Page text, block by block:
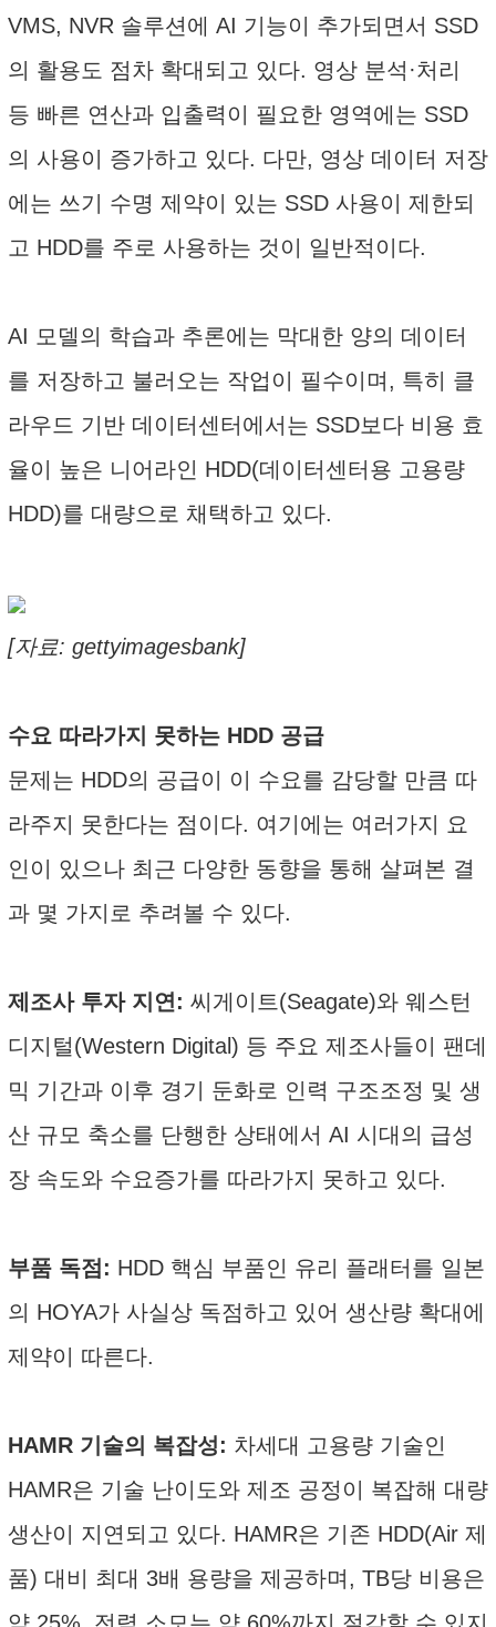
VMS, NVR 솔루션에 AI 기능이 추가되면서 SSD
의 활용도 점차 확대되고 있다. 영상 분석·처리
등 빠른 연산과 입출력이 필요한 영역에는 SSD
의 사용이 증가하고 있다. 다만, 영상 데이터 저장
에는 쓰기 수명 제약이 있는 SSD 사용이 제한되
고 HDD를 주로 사용하는 것이 일반적이다.
AI 모델의 학습과 추론에는 막대한 양의 데이터
를 저장하고 불러오는 작업이 필수이며, 특히 클
라우드 기반 데이터센터에서는 SSD보다 비용 효
율이 높은 니어라인 HDD(데이터센터용 고용량
HDD)를 대량으로 채택하고 있다.
[자료: gettyimagesbank]
수요 따라가지 못하는 HDD 공급
문제는 HDD의 공급이 이 수요를 감당할 만큼 따
라주지 못한다는 점이다. 여기에는 여러가지 요
인이 있으나 최근 다양한 동향을 통해 살펴본 결
과 몇 가지로 추려볼 수 있다.
제조사 투자 지연: 씨게이트(Seagate)와 웨스턴
디지털(Western Digital) 등 주요 제조사들이 팬데
믹 기간과 이후 경기 둔화로 인력 구조조정 및 생
산 규모 축소를 단행한 상태에서 AI 시대의 급성
장 속도와 수요증가를 따라가지 못하고 있다.
부품 독점: HDD 핵심 부품인 유리 플래터를 일본
의 HOYA가 사실상 독점하고 있어 생산량 확대에
제약이 따른다.
HAMR 기술의 복잡성: 차세대 고용량 기술인
HAMR은 기술 난이도와 제조 공정이 복잡해 대량
생산이 지연되고 있다. HAMR은 기존 HDD(Air 제
품) 대비 최대 3배 용량을 제공하며, TB당 비용은